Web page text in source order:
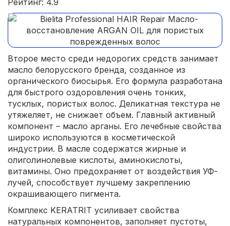
Рейтинг: 4.9
Второе место среди недорогих средств занимает
масло белорусского бренда, созданное из
органического биосырья. Его формула разработана
для быстрого оздоровления очень тонких,
тусклых, пористых волос. Деликатная текстура не
утяжеляет, не снижает объем. Главный активный
компонент – масло арганы. Его лечебные свойства
широко используются в косметической
индустрии. В масле содержатся жирные и
олиголинолевые кислоты, аминокислоты,
витамины. Оно предохраняет от воздействия УФ-
лучей, способствует лучшему закреплению
окрашивающего пигмента.
Комплекс KERATRIT усиливает свойства
натуральных компонентов, заполняет пустоты,